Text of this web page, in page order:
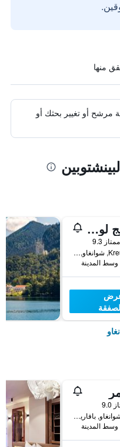
مرشح أو تغيير بحثك أو
داس كونيج لودويج - لبالغي فقط
ممتاز 9.3
Kreuzweg 11 - 15, شوانغاو, بافاريا, ألمانيا
Mitteldorf 10, شوانغاو, بافاريا, ألمانيا